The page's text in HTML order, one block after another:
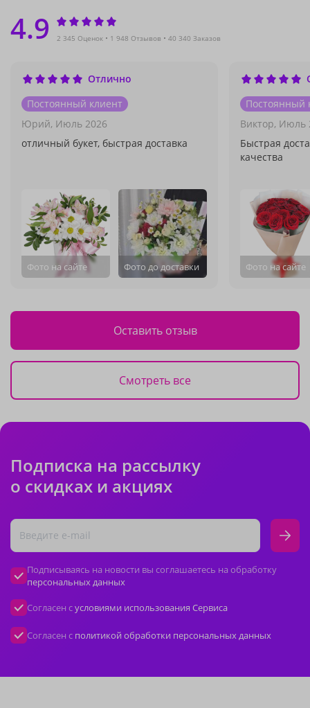
4.9 2 345 Оценок 1 948 Отзывов 40 340 Заказов
Отлично
Постоянный клиент
Юрий, Июль 2026
отличный букет, быстрая доставка
Фото на сайте Фото до доставки
Постоянный
Виктор, Июль
Быстрая
качества
Фото на сайте
Оставить отзыв
Смотреть все
Подписка на рассылку
о скидках и акциях
Подписываясь на новости вы соглашаетесь на обработку
персональных данных
Согласен сусловиями использования Сервиса
Согласен с политикой обработки персональных данных